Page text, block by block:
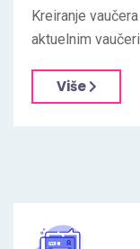
Kreiranje
aktuelnim
Više